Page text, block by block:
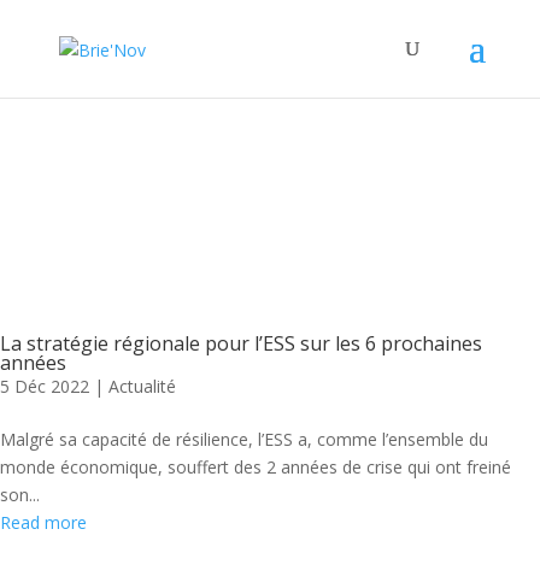
La stratégie régionale pour l’ESS sur les 6 prochaines
années
5 Déc 2022 | Actualité
Malgré sa capacité de résilience, l’ESS a, comme l’ensemble du
monde économique, souffert des 2 années de crise qui ont freiné
son...
Read more